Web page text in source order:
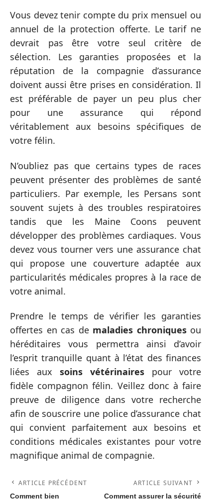
Vous devez tenir compte du prix mensuel ou
annuel de la protection offerte. Le tarif ne
devrait pas être votre seul critère de
sélection. Les garanties proposées et la
réputation de la compagnie d’assurance
doivent aussi être prises en considération. Il
est préférable de payer un peu plus cher
pour une assurance qui répond
véritablement aux besoins spécifiques de
votre félin.
N’oubliez pas que certains types de races
peuvent présenter des problèmes de santé
particuliers. Par exemple, les Persans sont
souvent sujets à des troubles respiratoires
tandis que les Maine Coons peuvent
développer des problèmes cardiaques. Vous
devez vous tourner vers une assurance chat
qui propose une couverture adaptée aux
particularités médicales propres à la race de
votre animal.
Prendre le temps de vérifier les garanties
offertes en cas de maladies chroniquesou
héréditaires vous permettra ainsi d’avoir
l’esprit tranquille quant à l’état des finances
liées aux soins vétérinaires pour votre
fidèle compagnon félin. Veillez donc à faire
preuve de diligence dans votre recherche
afin de souscrire une police d’assurance chat
qui convient parfaitement aux besoins et
conditions médicales existantes pour votre
magnifique animal de compagnie.
ARTICLE PRÉCÉDENT
Comment bien
ARTICLE SUIVANT
Comment assurer la sécurité